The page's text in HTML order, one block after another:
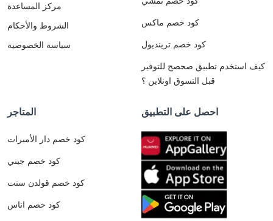
مركز المساعدة
الشروط والأحكام
سياسة الخصوصية
كود خصم ماكس
كود خصم ترينديول
كيف استخدم تطبيق صحصح للتوفير
قبل التسوق اونلاين ؟
المتاجر
كود خصم دار الأميرات
كود خصم جيني
كود خصم قولدن سنت
كود خصم اناس
احصل على التطبيق